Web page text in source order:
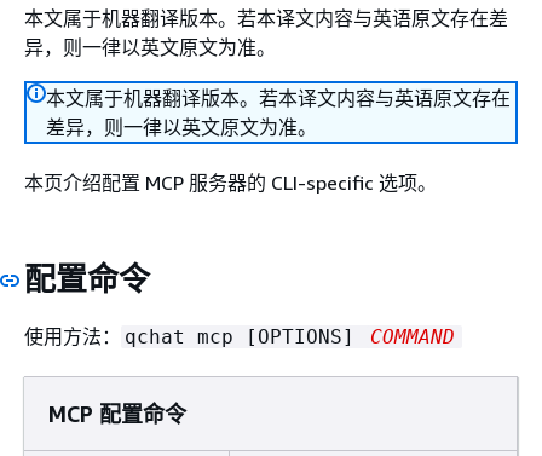
本文属于机器翻译版本。若本译文内容与英语原文存在差
异，则一律以英文原文为准。
本文属于机器翻译版本。若本译文内容与英语原文存在
差异，则一律以英文原文为准。
本页介绍配置 MCP 服务器的 CLI-specific 选项。
配置命令
使用方法： qchat mcp [OPTIONS] COMMAND
MCP 配置命令